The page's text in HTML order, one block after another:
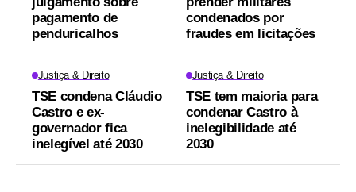
pagamento de
penduricalhos
condenados por
fraudes em licitações
Justiça & Direito
TSE condena Cláudio
Castro e ex-
governador fica
inelegível até 2030
Justiça & Direito
TSE tem maioria para
condenar Castro à
inelegibilidade até
2030